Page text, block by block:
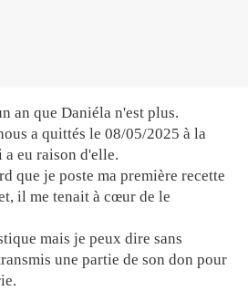
an que Daniéla n'est plus.
a quittés le 08/05/2025 à la
eu raison d'elle.
que je poste ma première recette
il me tenait à cœur de le
mais je peux dire sans
une partie de son don pour